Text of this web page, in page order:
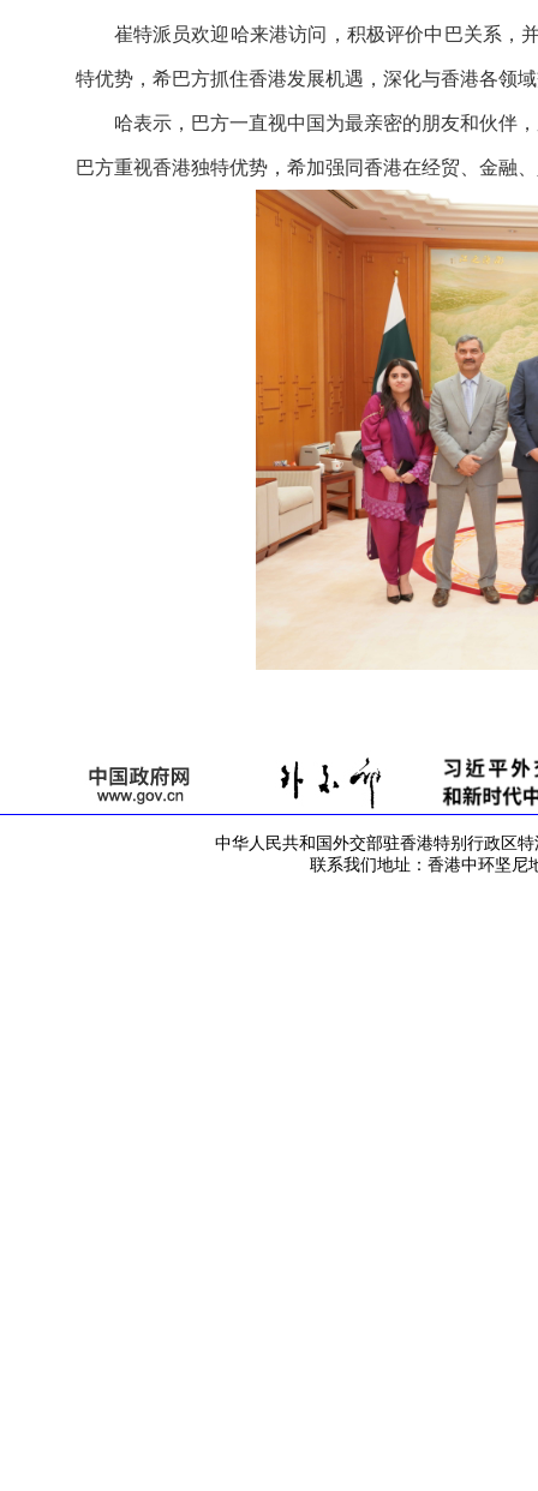
崔特派员欢迎哈来港访问，积极评价中巴关系，
特优势，希巴方抓住香港发展机遇，深化与香港各领
哈表示，巴方一直视中国为最亲密的朋友和伙伴
巴方重视香港独特优势，希加强同香港在经贸、金融
中华人民共和国外交部驻香港特别行政区特
联系我们地址：香港中环坚尼